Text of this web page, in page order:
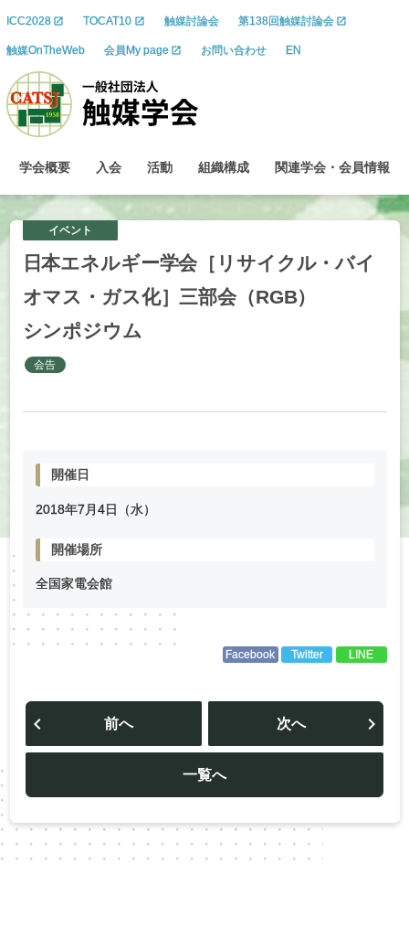
ICC2028 TOCAT10 触媒討論会 第138回触媒討論会
触媒OnTheWeb 会員My page お問い合わせ EN
学会概要 入会 活動 組織構成 関連学会 ・ 会員情報
イベント
日本エネルギー学会［リサイクル・バイ
オマス ・ ガス化］三部会（RGB）
シンポジウム
会告
開催日
2018年7月4日（水）
開催場所
全国家電会館
Facebook Twitter LINE
投
ビ
ー
シ
ョ
前へ
一覧へ
次へ